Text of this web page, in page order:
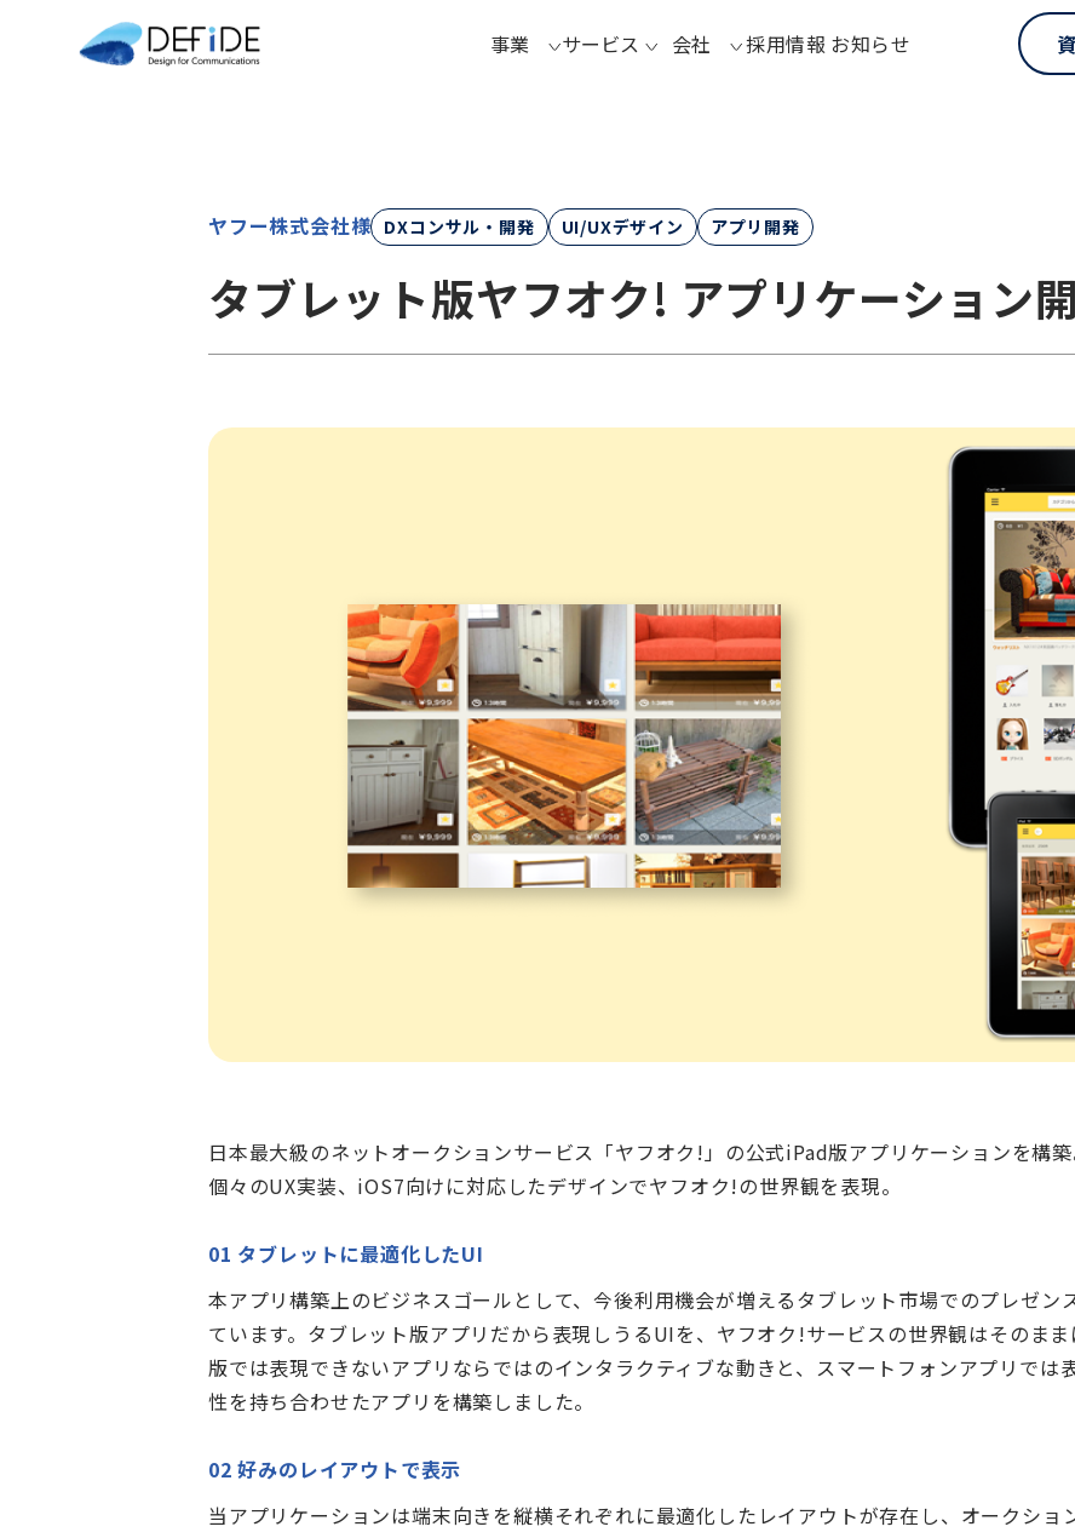
事業 サービス 会社 採用情報 お知らせ
ヤフー株式会社様 DXコンサル・開発 UI/UXデザイン アプリ開発
タブレット版ヤフオク! アプリケーション
日本最大級のネットオークションサービス「ヤフオク!」の公式iPad版アプリケーションを構
個々のUX実装、iOS7向けに対応したデザインでヤフオク!の世界観を表現。
01 タブレットに最適化したUI
本アプリ構築上のビジネスゴールとして、今後利用機会が増えるタブレット市場でのプレゼン
ています。タブレット版アプリだから表現しうるUIを、ヤフオク!サービスの世界観はそのま
版では表現できないアプリならではのインタラクティブな動きと、スマートフォンアプリでは
性を持ち合わせたアプリを構築しました。
02 好みのレイアウトで表示
当アプリケーションは端末向きを縦横それぞれに最適化したレイアウトが存在し、オークショ